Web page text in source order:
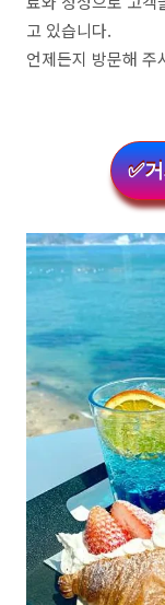
고 있습니다.
언제든지 방문해 주
✅